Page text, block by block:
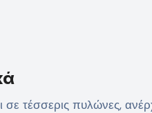
σε τέσσερις πυλώνες,